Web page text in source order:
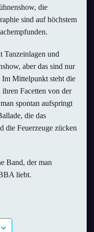
die
sind auf höchstem
Tanzeinlagen und
aber das sind nur
Im Mittelpunkt steht die
Facetten von der
spontan aufspringt
die das
die Feuerzeuge zücken
Band, der man
liebt.